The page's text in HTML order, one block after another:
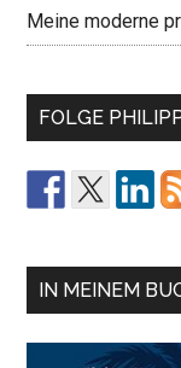
Meine moderne
FOLGE
IN MEINEM